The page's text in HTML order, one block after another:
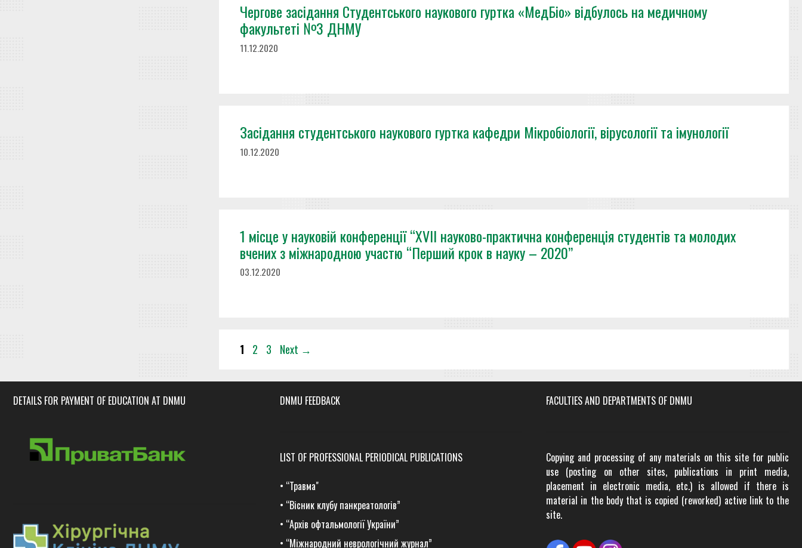
Чергове засідання Студентського наукового гуртка «МедБіо» відбулось на медичному
факультеті №3 ДНМУ
11.12.2020
Засідання студентського наукового гуртка кафедри Мікробіології, вірусології та імунології
10.12.2020
1 місце у науковій конференції “XVII науково-практична конференція студентів та молодих
вчених з міжнародною участю “Перший крок в науку – 2020’’
03.12.2020
Page
1 Page
2 Page
3 Next →
DETAILS FOR PAYMENT OF EDUCATION AT DNMU DNMU FEEDBACK
LIST OF PROFESSIONAL PERIODICAL PUBLICATIONS
• “Травма"
• “Вісник клубу панкреатологів”
• “Архів офтальмології України”
• “Міжнародний неврологічний журнал”
FACULTIES AND DEPARTMENTS OF DNMU
Copying and processing of any materials on this site for public
use (posting on other sites, publications in print media,
placement in electronic media, etc.) is allowed if there is
material in the body that is copied (reworked) active link to the
site.